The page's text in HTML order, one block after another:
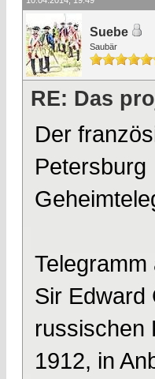
Suebe
Saubär
RE: Das
Der
Petersburg
Telegramm
Sir Edward
russischen
1912, in